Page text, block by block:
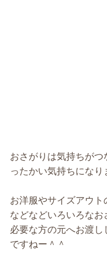
おさがりは気持ちが
ったかい気持ちになり
お洋服やサイズアウト
などなどいろいろなお
必要な方の元へお渡
ですねー＾＾